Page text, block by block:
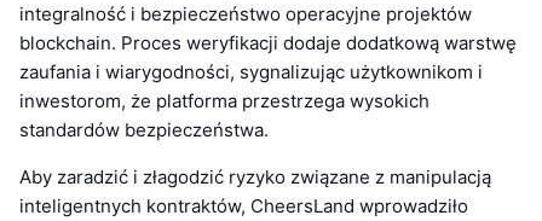
integralność i bezpieczeństwo operacyjne projektów
blockchain. Proces weryfikacji dodaje dodatkową warstwę
zaufania i wiarygodności, sygnalizując użytkownikom i
inwestorom, że platforma przestrzega wysokich
standardów bezpieczeństwa.
Aby zaradzić i złagodzić ryzyko związane z manipulacją
inteligentnych kontraktów, CheersLand wprowadziło